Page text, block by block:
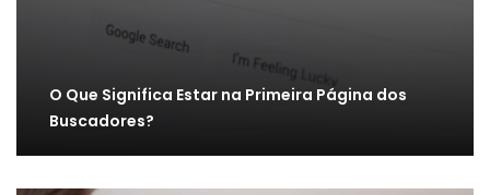
O Que Significa Estar na Primeira Página dos
Buscadores?